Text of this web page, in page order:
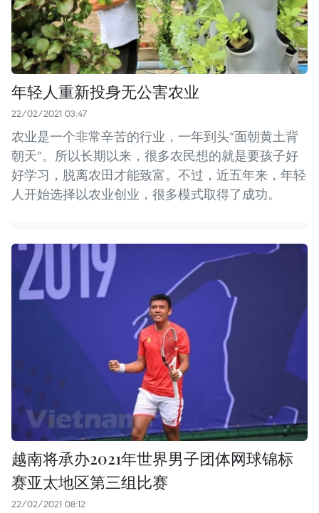
年轻人重新投身无公害农业
22/02/2021 03:47
农业是一个非常辛苦的行业，一年到头“面朝黄土背
朝天”。所以长期以来，很多农民想的就是要孩子好
好学习，脱离农田才能致富。不过，近五年来，年轻
人开始选择以农业创业，很多模式取得了成功。
越南将承办2021年世界男子团体网球锦标
赛亚太地区第三组比赛
22/02/2021 08:12